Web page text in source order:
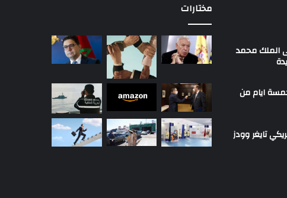
الملك محمد
ايام من
تايغر وودز
مختارات